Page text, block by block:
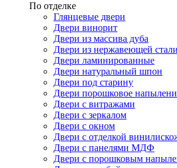
По отделке
Глянцевые двери
Двери винорит
Двери из массива дуба
Двери из нержавеющей стали
Двери ламинированные
Двери натуральный шпон
Двери под старину
Двери порошковое
Двери с витражами
Двери с зеркалом
Двери с окном
Двери с отделкой
Двери с панелями МДФ
Двери с порошковым